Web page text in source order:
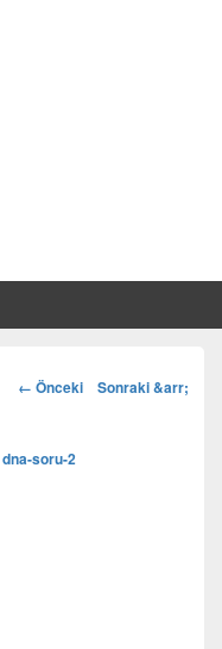
Görsel
← Önceki Sonraki &arr;
dna-soru-2